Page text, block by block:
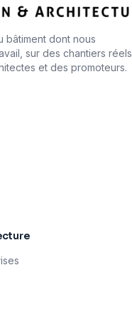
bâtiment dont nous
sur des chantiers réels,
et des promoteurs.